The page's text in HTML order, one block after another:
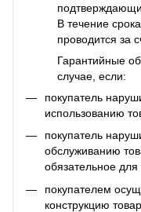
В течение
проводится за
Гарантийные
случае, если:
покупатель
использованию
покупатель
обслуживанию
обязательное для
покупателем
конструкцию